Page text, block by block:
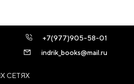
СЕТЯХ
+7(977)905-58-01
indrik_books@mail.ru